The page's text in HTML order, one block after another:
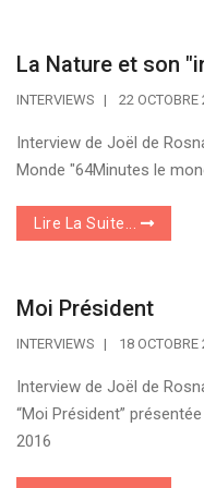
La Nature et son
INTERVIEWS 22 OCTOBRE
Interview de Joël de
Monde "64Minutes le
Lire La Suite...
Moi Président
INTERVIEWS 18 OCTOBRE
Interview de Joël de
“Moi Président”
2016